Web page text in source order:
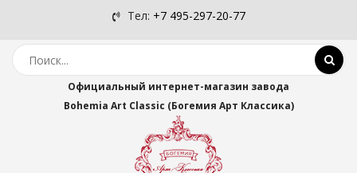
Тел: +7 495-297-20-77
Официальный интернет-магазин завода
Bohemia Art Classic (Богемия Арт Классика)